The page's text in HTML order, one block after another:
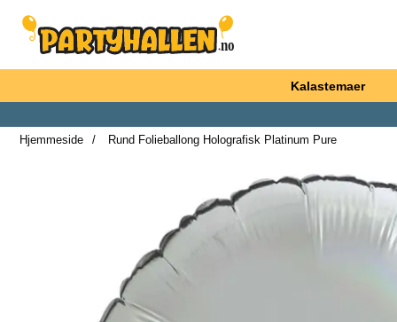
Startsiden for Partyhallen AB
Kalastemaer
Hjemmeside
Rund Folieballong Holografisk Platinum Pure